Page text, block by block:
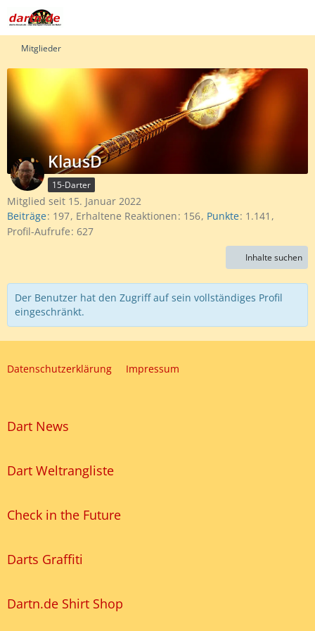
Mitglieder
KlausD
15-Darter
Mitglied seit 15. Januar 2022
Beiträge 197 Erhaltene Reaktionen 156 Punkte 1.141
Profil-Aufrufe 627
Inhalte suchen
Der Benutzer hat den Zugriff auf sein vollständiges Profil
eingeschränkt.
Datenschutzerklärung Impressum
Dart News
Dart Weltrangliste
Check in the Future
Darts Graffiti
Dartn.de Shirt Shop